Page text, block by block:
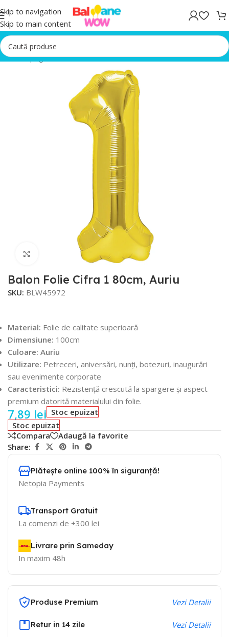
Skip to navigation
Skip to main content
Prima pagină/Baloane folie
Faceți click pentru a mări
Balon Folie Cifra 1 80cm, Auriu
SKU: BLW45972
Material: Folie de calitate superioară
Dimensiune: 100cm
Culoare: Auriu
Utilizare: Petreceri, aniversări, nunți, botezuri, inaugurări
sau evenimente corporate
Caracteristici: Rezistență crescută la spargere și aspect
premium datorită materialului din folie.
7,89 lei Stoc epuizat
Stoc epuizat
Compara
Adaugă la favorite
Share:
Plătește online 100% în siguranță!
Netopia Payments
Transport Gratuit
La comenzi de +300 lei
Livrare prin Sameday
In maxim 48h
Produse Premium Vezi Detalii
Retur in 14 zile Vezi Detalii